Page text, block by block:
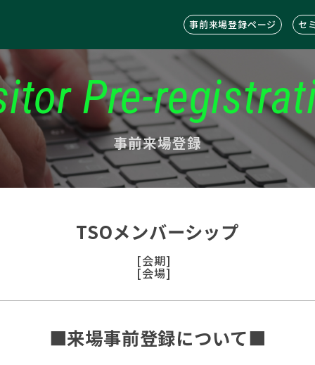
事前来場登録ページ セ
Pre-
事前来場登録
TSOメンバーシップ
[会期]
[会場]
■来場事前登録について■